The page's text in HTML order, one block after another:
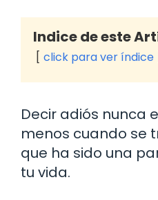
Indice de este
click para ver índice
Decir adiós nunca
menos cuando se
que ha sido una
tu vida.